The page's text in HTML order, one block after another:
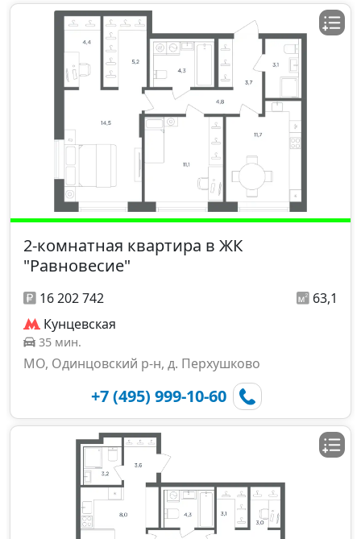
2-комнатная квартира в ЖК
"Равновесие"
16 202 742
63,1
Кунцевская
35 мин.
МО, Одинцовский р-н, д. Перхушково
+7 (495) 999-10-60